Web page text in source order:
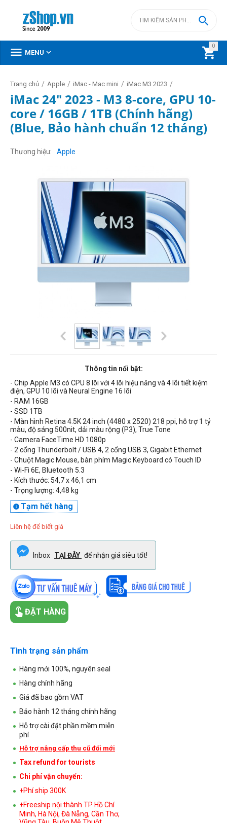
0


 MENU 
Trang chủ / Apple / iMac - Mac mini / iMac M3 2023 /
iMac 24" 2023 - M3 8-core, GPU 10-
core / 16GB / 1TB (Chính hãng)
(Blue, Bảo hành chuẩn 12 tháng)
Thương hiệu Apple
Thông tin nổi bật:
- Chip Apple M3 có CPU 8 lõi với 4 lõi hiệu năng và 4 lõi tiết kiệm
điện, GPU 10 lõi và Neural Engine 16 lõi
- RAM 16GB
- SSD 1TB
- Màn hình Retina 4.5K 24 inch (4480 x 2520) 218 ppi, hỗ trợ 1 tỷ
màu, độ sáng 500nit, dải màu rộng (P3), True Tone
- Camera FaceTime HD 1080p
- 2 cổng Thunderbolt / USB 4, 2 cổng USB 3, Gigabit Ethernet
- Chuột Magic Mouse, bàn phím Magic Keyboard có Touch ID
- Wi-Fi 6E, Bluetooth 5.3
- Kích thước: 54,7 x 46,1 cm
- Trọng lượng: 4,48 kg
Tạm hết hàng

Liên hệ để biết giá
Inbox TẠI ĐÂY để nhận giá siêu tốt!
ĐẶT HÀNG
Tình trạng sản phẩm
Hàng mới 100%, nguyên seal
Hàng chính hãng
Giá đã bao gồm VAT
Bảo hành 12 tháng chính hãng
Hỗ trợ cài đặt phần mềm miễn
phí
Hỗ trợ nâng cấp thu cũ đổi mới
Tax refund for tourists
Chi phí vận chuyển:
+Phí ship 300K
+Freeship nội thành TP Hồ Chí
Minh, Hà Nội, Đà Nẵng, Cần Thơ,